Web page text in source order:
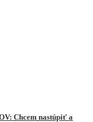
Chcem nastúpiť a